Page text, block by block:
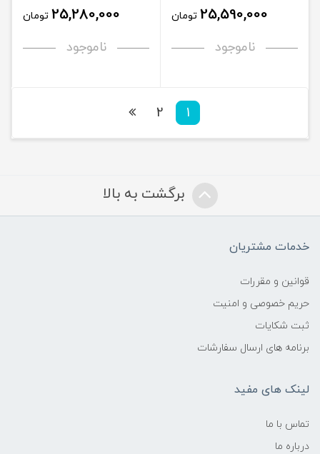
25,590,000 تومان
ناموجود
25,280,000 تومان
ناموجود
1
2
برگشت به بالا
خدمات مشتریان
قوانین و مقررات
حریم خصوصی و امنیت
ثبت شکایات
برنامه های ارسال سفارشات
لینک های مفید
تماس با ما
درباره ما